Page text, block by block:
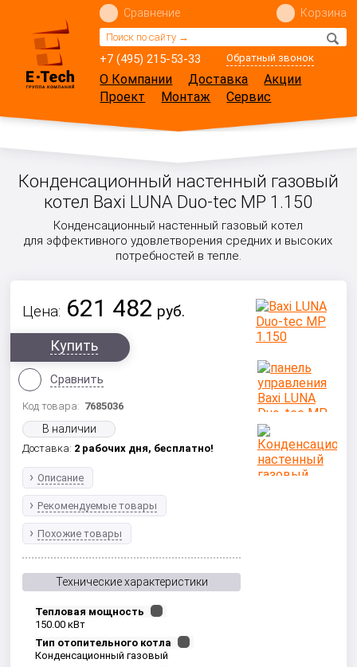
+7 (495) 215-53-33 Обратный звонок
Сравнение Корзина
О Компании Доставка
Акции
Проект
Монтаж Сервис
Конденсационный настенный газовый
котел Baxi LUNA Duo-tec MP 1.150
Конденсационный настенный газовый котел
для эффективного удовлетворения средних и высоких
потребностей в тепле.
Цена: 621 482 руб.
Купить
Сравнить
Код товара: 7685036
В наличии
Доставка: 2 рабочих дня, бесплатно!
Описание
Рекомендуемые товары
Похожие товары
Технические характеристики
Тепловая мощность
150.00 кВт
Тип отопительного котла
Конденсационный газовый